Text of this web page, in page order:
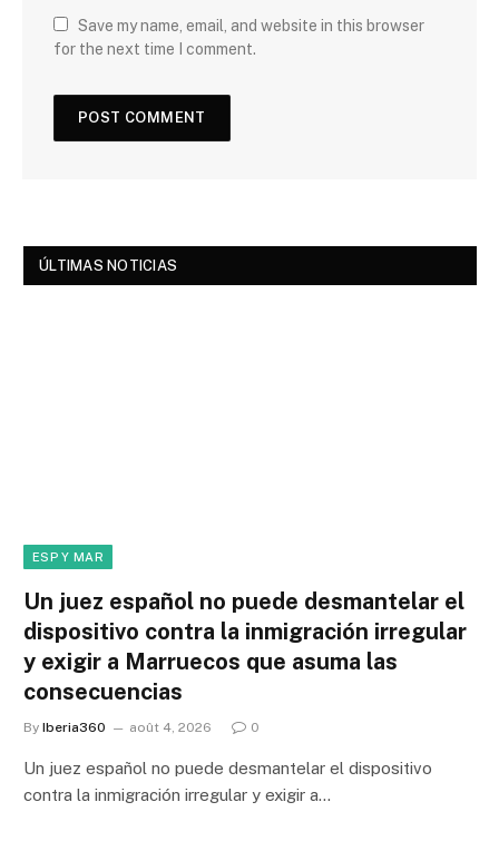
Save my name, email, and website in this browser
for the next time I comment.
ÚLTIMAS NOTICIAS
ESP Y MAR
Un juez español no puede desmantelar el
dispositivo contra la inmigración irregular
y exigir a Marruecos que asuma las
consecuencias
By Iberia360 août 4, 2026 0
Un juez español no puede desmantelar el dispositivo
contra la inmigración irregular y exigir a…